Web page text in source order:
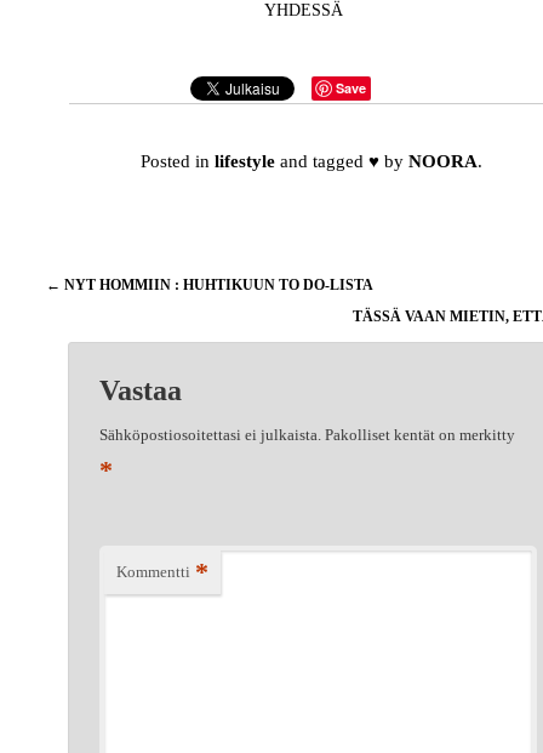
YHDESSÄ
Save
Posted inlifestyle and tagged♥ byNOORA.
Artikkelien
← NYT HOMMIIN : HUHTIKUUN TO DO-LISTA
TÄSSÄ VAAN MIETIN,
Vastaa
Sähköpostiosoitettasi ei julkaista. Pakolliset kentät on merkitty
*
Kommentti *